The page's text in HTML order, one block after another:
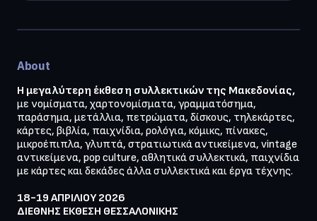
About
Η μεγαλύτερη έκθεση συλλεκτικών της Μακεδονίας,
με νομίσματα, χαρτονομίσματα, γραμματόσημα,
παράσημα, μετάλλια, πετρώματα, δίσκους, τηλεκάρτες,
κάρτες, βιβλία, παιχνίδια, ρολόγια, κόμικς, πίνακες,
μικροέπιπλα, γλυπτά, στρατιωτικά αντικείμενα, vintage
αντικείμενα, pop culture, αθλητικά συλλεκτικά, παιχνίδια
με κάρτες και δεκάδες άλλα συλλεκτικά και έργα τέχνης.
18-19 ΑΠΡΙΛΙΟΥ 2026
ΔΙΕΘΝΗΣ ΕΚΘΕΣΗ ΘΕΣΣΑΛΟΝΙΚΗΣ